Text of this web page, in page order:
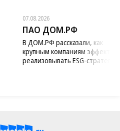
07.08.2026
ПАО ДОМ.РФ
В ДОМ.РФ рассказали, как
крупным компаниям
реализовывать ESG-стратегию